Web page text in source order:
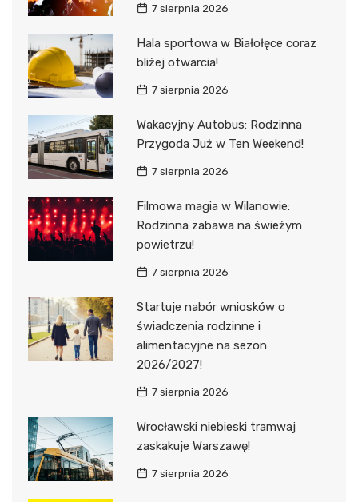
7 sierpnia 2026
Hala sportowa w Białołęce coraz
bliżej otwarcia!
7 sierpnia 2026
Wakacyjny Autobus: Rodzinna
Przygoda Już w Ten Weekend!
7 sierpnia 2026
Filmowa magia w Wilanowie:
Rodzinna zabawa na świeżym
powietrzu!
7 sierpnia 2026
Startuje nabór wniosków o
świadczenia rodzinne i
alimentacyjne na sezon
2026/2027!
7 sierpnia 2026
Wrocławski niebieski tramwaj
zaskakuje Warszawę!
7 sierpnia 2026